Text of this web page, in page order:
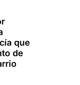
que
de